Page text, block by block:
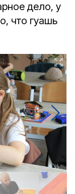
дело, у
что гуашь